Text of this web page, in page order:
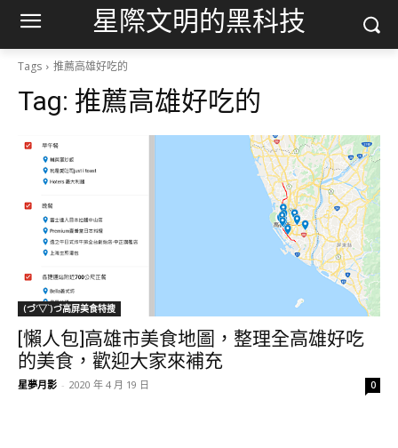
星際文明的黑科技
Tags 推薦高雄好吃的
Tag: 推薦高雄好吃的
(づ′▽`)づ高屏美食特搜
[懶人包]高雄市美食地圖，整理全高雄好吃
的美食，歡迎大家來補充
星夢月影 - 2020 年 4 月 19 日 0